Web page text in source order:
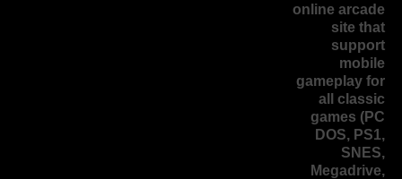
online arcade
site that
support
mobile
gameplay for
all classic
games (PC
DOS, PS1,
SNES,
Megadrive,